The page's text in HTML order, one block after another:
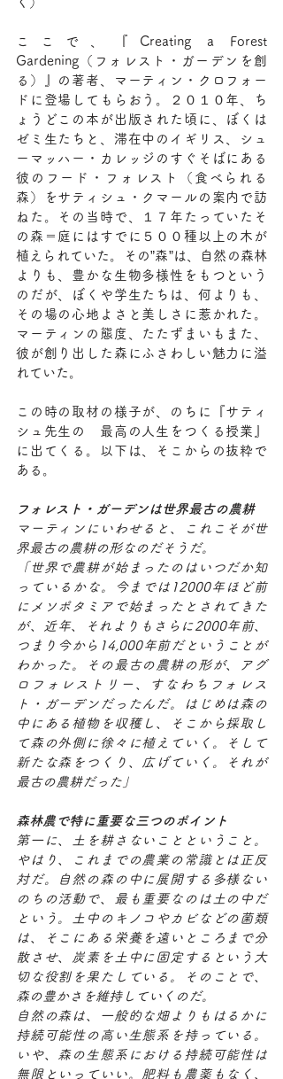
ここで、『Creating a Forest
Gardening（フォレスト・ガーデンを創
る）』の著者、マーティン・クロフォー
ドに登場してもらおう。２０１０年、ち
ょうどこの本が出版された頃に、ぼくは
ゼミ生たちと、滞在中のイギリス、シュ
ーマッハー・カレッジのすぐそばにある
彼のフード・フォレスト（食べられる
森）をサティシュ・クマールの案内で訪
ねた。その当時で、１７年たっていたそ
の森＝庭にはすでに５００種以上の木が
植えられていた。その”森”は、自然の森林
よりも、豊かな生物多様性をもつという
のだが、ぼくや学生たちは、何よりも、
その場の心地よさと美しさに惹かれた。
マーティンの態度、たたずまいもまた、
彼が創り出した森にふさわしい魅力に溢
れていた。
この時の取材の様子が、のちに『サティ
シュ先生の　最高の人生をつくる授業』
に出てくる。以下は、そこからの抜粋で
ある。
フォレスト・ガーデンは世界最古の農耕
マーティンにいわせると、これこそが世
界最古の農耕の形なのだそうだ。
「世界で農耕が始まったのはいつだか知
っているかな。今までは12000年ほど前
にメソポタミアで始まったとされてきた
が、近年、それよりもさらに2000年前、
つまり今から14,000年前だということが
わかった。その最古の農耕の形が、アグ
ロフォレストリー、すなわちフォレス
ト・ガーデンだったんだ。はじめは森の
中にある植物を収穫し、そこから採取し
て森の外側に徐々に植えていく。そして
新たな森をつくり、広げていく。それが
最古の農耕だった」
森林農で特に重要な三つのポイント
第一に、土を耕さないことということ。
やはり、これまでの農業の常識とは正反
対だ。自然の森の中に展開する多様ない
のちの活動で、最も重要なのは土の中だ
という。土中のキノコやカビなどの菌類
は、そこにある栄養を遠いところまで分
散させ、炭素を土中に固定するという大
切な役割を果たしている。そのことで、
森の豊かさを維持していくのだ。
自然の森は、一般的な畑よりもはるかに
持続可能性の高い生態系を持っている。
いや、森の生態系における持続可能性は
無限といっていい。肥料も農薬もなく、